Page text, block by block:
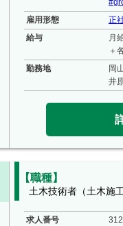
雇用形態
正
給与
月
＋
勤務地
岡
井
【職種】
土木技術者（土木施
求人番号